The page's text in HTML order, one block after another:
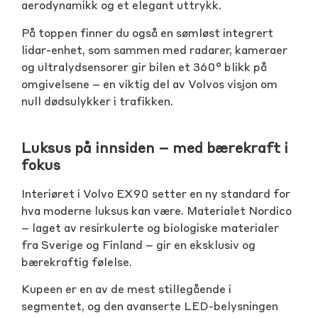
aerodynamikk og et elegant uttrykk.
På toppen finner du også en sømløst integrert
lidar-enhet, som sammen med radarer, kameraer
og ultralydsensorer gir bilen et 360° blikk på
omgivelsene – en viktig del av Volvos visjon om
null dødsulykker i trafikken.
Luksus på innsiden – med bærekraft i
fokus
Interiøret i Volvo EX90 setter en ny standard for
hva moderne luksus kan være. Materialet Nordico
– laget av resirkulerte og biologiske materialer
fra Sverige og Finland – gir en eksklusiv og
bærekraftig følelse.
Kupeen er en av de mest stillegående i
segmentet, og den avanserte LED-belysningen